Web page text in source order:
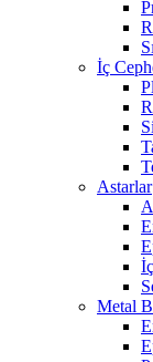
İç
Astarlar
Metal